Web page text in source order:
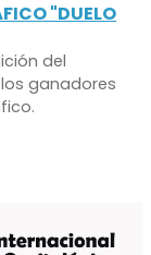
"DUELO
del
ganadores